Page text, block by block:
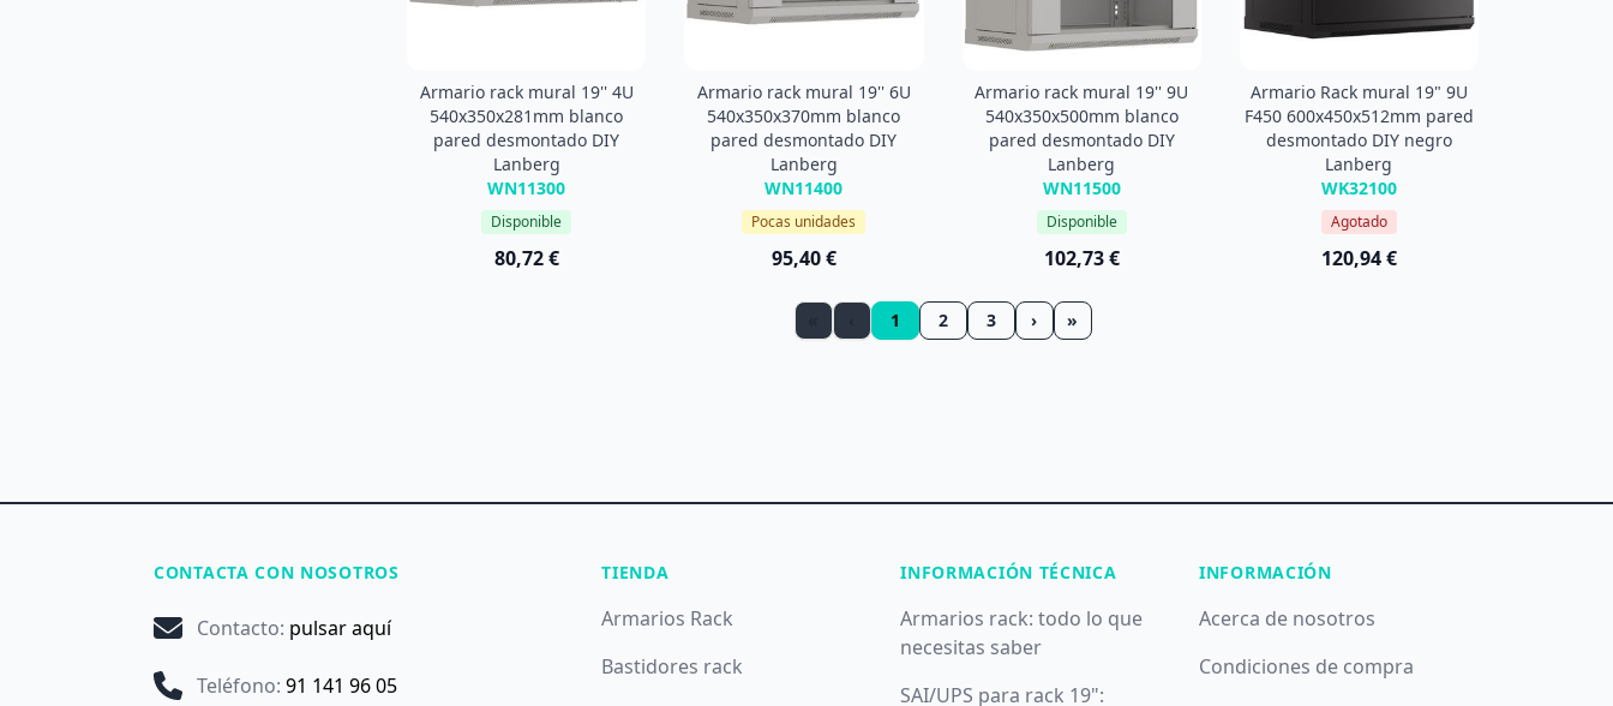
Armario rack mural 19'' 4U
540x350x281mm blanco
pared desmontado DIY
Lanberg
WN11300
Disponible
80,72 €
Armario rack mural 19'' 6U
540x350x370mm blanco
pared desmontado DIY
Lanberg
WN11400
Pocas unidades
95,40 €
Armario rack mural 19'' 9U
540x350x500mm blanco
pared desmontado DIY
Lanberg
WN11500
Disponible
102,73 €
Armario Rack mural 19" 9U
F450 600x450x512mm pared
desmontado DIY negro
Lanberg
WK32100
Agotado
120,94 €
1 2 3 › »
CONTACTA CON NOSOTROS
Contacto: pulsar aquí
Teléfono: 91 141 96 05
TIENDA
Armarios Rack
Bastidores rack
INFORMACIÓN TÉCNICA
Armarios rack: todo lo que
necesitas saber
SAI/UPS para rack 19":
INFORMACIÓN
Acerca de nosotros
Condiciones de compra